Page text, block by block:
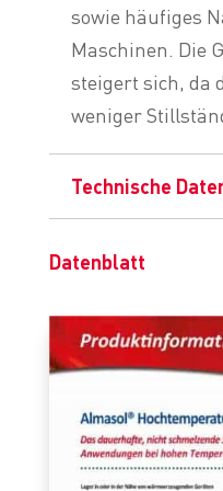
sowie häufiges
Maschinen. Die
steigert sich, da
weniger
Technische
Datenblatt